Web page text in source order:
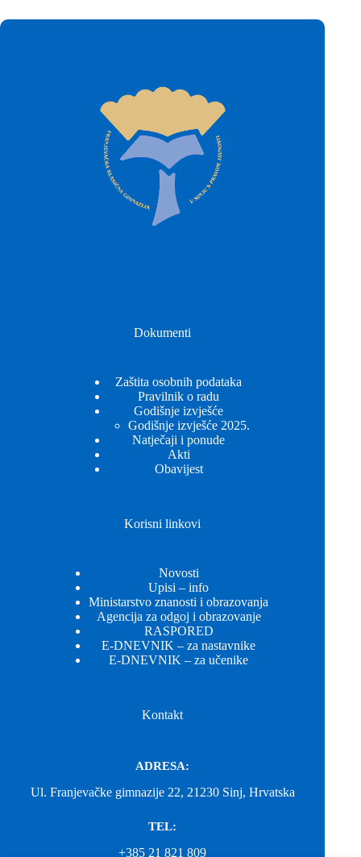
Dokumenti
Zaštita osobnih podataka
Pravilnik o radu
Godišnje izvješće
Godišnje izvješće 2025.
Natječaji i ponude
Akti
Obavijest
Korisni linkovi
Novosti
Upisi – info
Ministarstvo znanosti i obrazovanja
Agencija za odgoj i obrazovanje
RASPORED
E-DNEVNIK – za nastavnike
E-DNEVNIK – za učenike
Kontakt
ADRESA:
Ul. Franjevačke gimnazije 22, 21230 Sinj, Hrvatska
TEL:
+385 21 821 809